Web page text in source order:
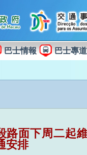
巴士情報 巴士專道
路面下周二起
安排